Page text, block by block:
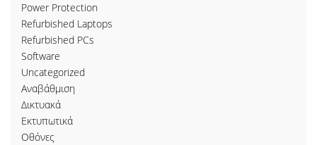
Power Protection
Refurbished Laptops
Refurbished PCs
Software
Uncategorized
Αναβάθμιση
Δικτυακά
Εκτυπωτικά
Οθόνες